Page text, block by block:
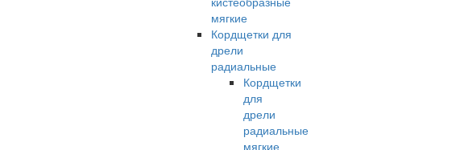
мягкие
Кордщетки для
дрели
радиальные
Кордщетки
для
дрели
радиальные
мягкие